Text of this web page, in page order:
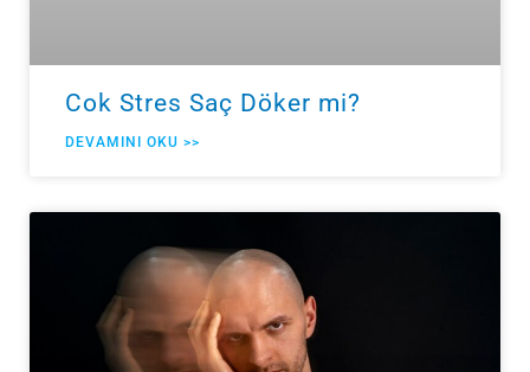
Cok Stres Saç Döker mi?
DEVAMINI OKU >>